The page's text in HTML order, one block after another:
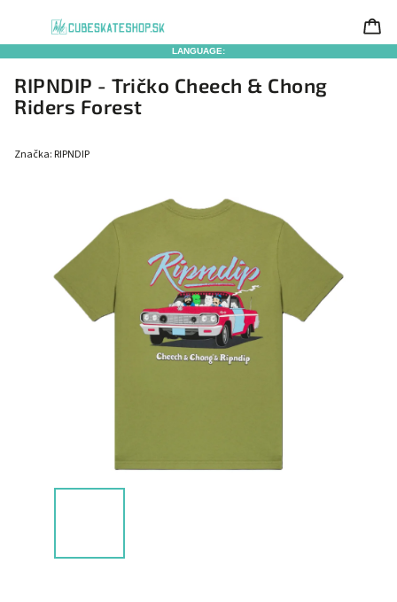
LANGUAGE:
RIPNDIP - Tričko Cheech & Chong
Riders Forest
Značka: RIPNDIP